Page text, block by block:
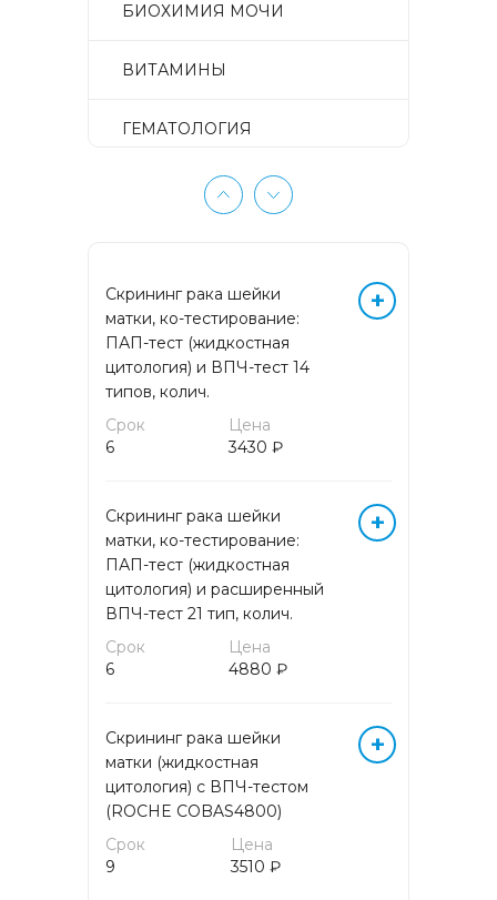
БИОХИМИЯ МОЧИ
ВИТАМИНЫ
ГЕМАТОЛОГИЯ
ГЕМОСТАЗ
ГИСТОЛОГИЧЕСКИЕ
ИССЛЕДОВАНИЯ
ГИСТОЛОГИЧЕСКИЕ
ИССЛЕДОВАНИЯ
ПУНКЦИОННОГО МАТЕРИАЛА
ГОРМОНЫ БИОЛОГИЧЕСКИХ
ЖИДКОСТЕЙ
ГОРМОНЫ КРОВИ
ГОРМОНЫ МОЧИ
ЖИРНЫЕ КИСЛОТЫ
ИЗОСЕРОЛОГИЯ
ИММУНОГИСТОХИМИЧЕСКИЕ
Скрининг рака шейки
матки, ко-тестирование:
ПАП-тест (жидкостная
цитология) и ВПЧ-тест 14
типов, колич.
Срок
6
Цена
3430 ₽
+
Скрининг рака шейки
матки, ко-тестирование:
ПАП-тест (жидкостная
цитология) и расширенный
ВПЧ-тест 21 тип, колич.
Срок
6
Цена
4880 ₽
+
Скрининг рака шейки
матки (жидкостная
цитология) с ВПЧ-тестом
(ROCHE COBAS4800)
Срок
9
Цена
3510 ₽
+